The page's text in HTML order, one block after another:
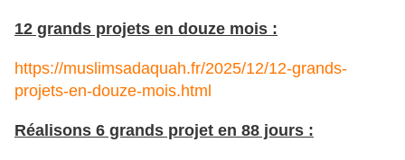
12 grands projets en douze mois :
https://muslimsadaquah.fr/2025/12/12-grands-
projets-en-douze-mois.html
Réalisons 6 grands projet en 88 jours :